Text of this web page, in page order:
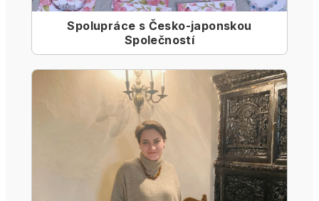
Spolupráce s Česko-japonskou
Společností